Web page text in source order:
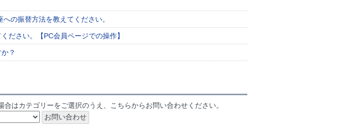
の振替方法を教えてください。
ださい。【PC会員ページでの操作】
？
合はカテゴリーをご選択のうえ、こちらからお問い合わせください。